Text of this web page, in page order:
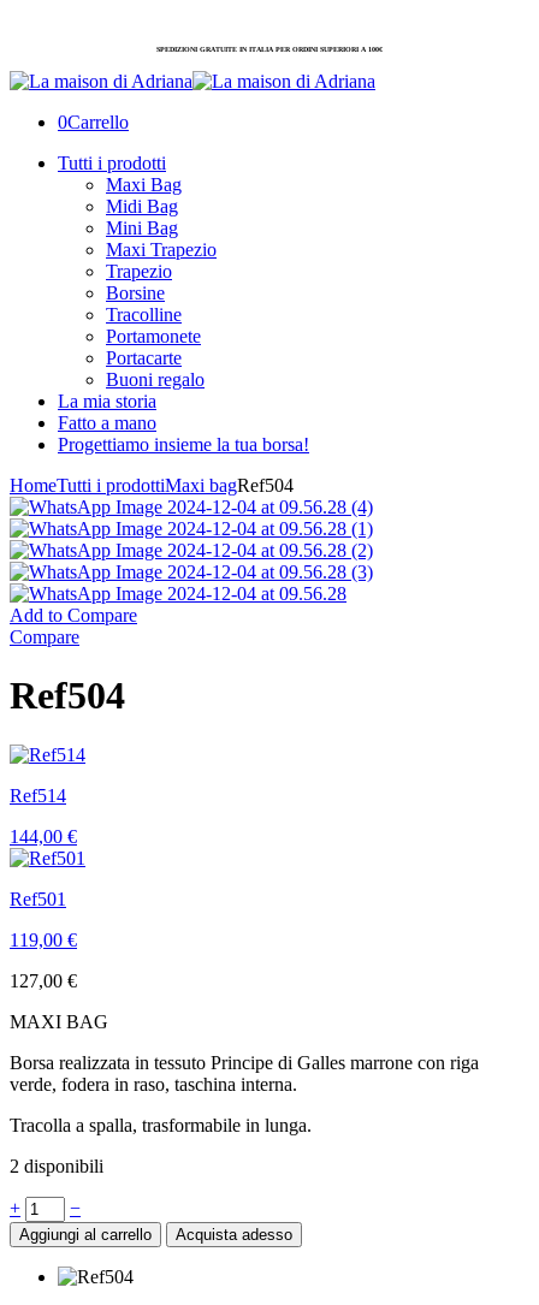
SPEDIZIONI GRATUITE IN ITALIA PER ORDINI SUPERIORI A 100€
0Carrello
Tutti i prodotti
Maxi Bag
Midi Bag
Mini Bag
Maxi Trapezio
Trapezio
Borsine
Tracolline
Portamonete
Portacarte
Buoni regalo
La mia storia
Fatto a mano
Progettiamo insieme la tua borsa!
HomeTutti i prodottiMaxi bagRef504
Add to Compare
Compare
Ref504
Ref514
144,00 €
Ref501
119,00 €
127,00 €
MAXI BAG
Borsa realizzata in tessuto Principe di Galles marrone con riga
verde, fodera in raso, taschina interna.
Tracolla a spalla, trasformabile in lunga.
2 disponibili
Quantità
+ −
Aggiungi al carrello Acquista adesso